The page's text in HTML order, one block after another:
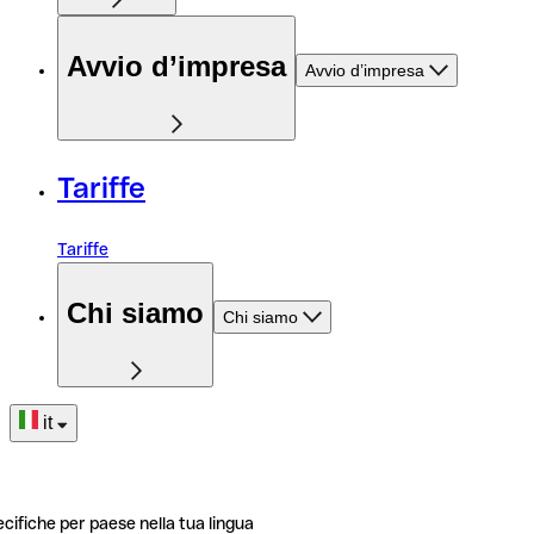
Avvio d’impresa Avvio d’impresa
Tariffe
Tariffe
Chi siamo Chi siamo
it
per paese nella tua lingua